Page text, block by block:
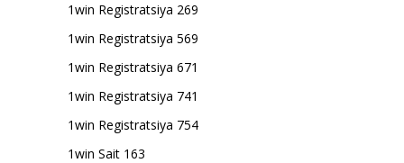
1win Registratsiya 269
1win Registratsiya 569
1win Registratsiya 671
1win Registratsiya 741
1win Registratsiya 754
1win Sait 163